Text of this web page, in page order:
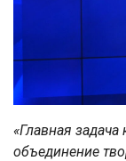
«Главная
объединение